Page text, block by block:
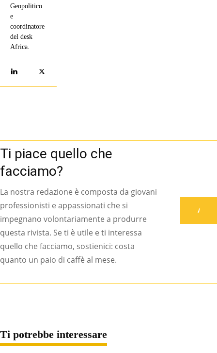
Geopolitico
e
coordinatore
del desk
Africa.
Ti piace quello che
facciamo?
La nostra redazione è composta da giovani
professionisti e appassionati che si
impegnano volontariamente a produrre
questa rivista. Se ti è utile e ti interessa
quello che facciamo, sostienici: costa
quanto un paio di caffè al mese.
Ti potrebbe interessare